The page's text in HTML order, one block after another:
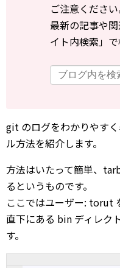
ご注意ください
最新の記事や
イト内検索」
git のログをわかりやす
ル方法を紹介します。
方法はいたって簡単、
るというものです。
ここではユーザー: torut
直下にある bin ディレク
す。